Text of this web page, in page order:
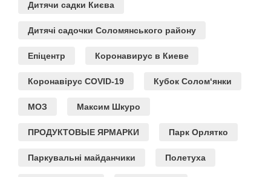
Дитячи садки Києва
Дитячі садочки Соломянського району
Епіцентр Коронавирус в Киеве
Коронавірус COVID-19 Кубок Солом‘янки
МОЗ Максим Шкуро
ПРОДУКТОВЫЕ ЯРМАРКИ Парк Орлятко
Паркувальні майданчики Полетуха